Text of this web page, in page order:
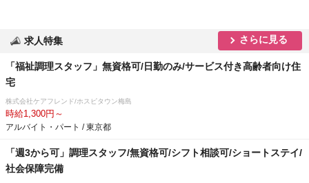
求人特集 さらに見る
「福祉調理スタッフ」無資格可/日勤のみ/サービス付き高齢者向け住
宅
株式会社ケアフレンド/ホスピタウン梅島
時給1,300円～
アルバイト・パート / 東京都
「週3から可」調理スタッフ/無資格可/シフト相談可/ショートステイ/
社会保障完備